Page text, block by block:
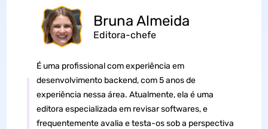
Bruna Almeida
Editora-chefe
É uma profissional com experiência em
desenvolvimento backend, com 5 anos de
experiência nessa área. Atualmente, ela é uma
editora especializada em revisar softwares, e
frequentemente avalia e testa-os sob a perspectiva